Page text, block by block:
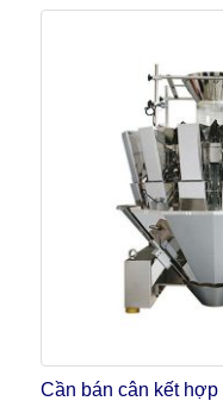
Cần bán cân kết